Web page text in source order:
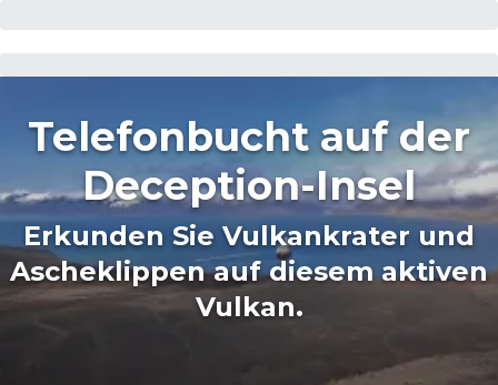
Telefonbucht auf der
Deception-Insel
Erkunden Sie Vulkankrater und
Ascheklippen auf diesem aktiven
Vulkan.